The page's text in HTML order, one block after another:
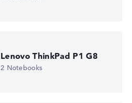
Lenovo ThinkPad P1 G8
2 Notebooks